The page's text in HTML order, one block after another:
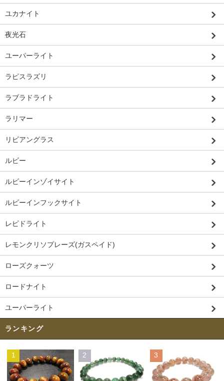
ユカナイト
夜光石
ユーパーライト
ラピスラズリ
ラブラドライト
ラリマー
リビアングラス
ルビー
ルビーインゾイサイト
ルビーインフックサイト
レピドライト
レモンクリソプレーズ(ガスペイド)
ローズクォーツ
ロードナイト
ユーパーライト
ランキング
1 2 3